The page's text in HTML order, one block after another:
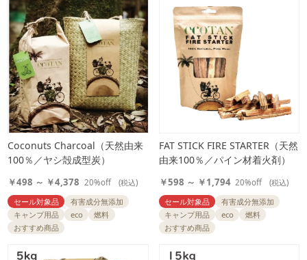
Coconuts Charcoal（天然由来
100％／ヤシ殻成型炭）
￥498 ～ ￥4,378 20%off
(税込)
セール対象品
有害成分無添加
キャンプ用品
eco
燃料
おすすめ商品
FAT STICK FIRE STARTER（天然
由来100％／パイン材着火剤）
￥598 ～ ￥1,794 20%off
(税込)
セール対象品
有害成分無添加
キャンプ用品
eco
燃料
おすすめ商品